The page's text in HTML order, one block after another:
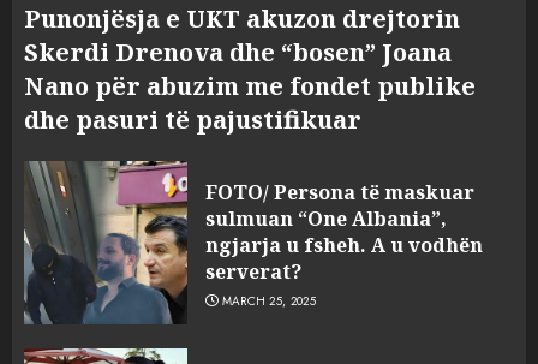
Punonjësja e UKT akuzon drejtorin
Skerdi Drenova dhe “bosen” Joana
Nano për abuzim me fondet publike
dhe pasuri të pajustifikuar
FOTO/ Persona të maskuar
sulmuan “One Albania”,
ngjarja u fsheh. A u vodhën
serverat?
MARCH 25, 2025